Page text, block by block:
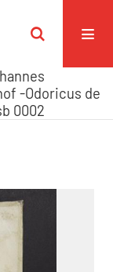
-Odoricus de
0002